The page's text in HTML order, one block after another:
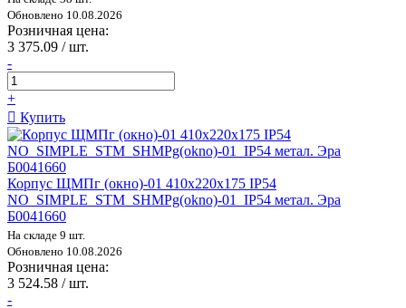
Обновлено 10.08.2026
Розничная цена:
3 375.09 / шт.
-
+
Купить
Корпус ЩМПг (окно)-01 410x220x175 IP54
NO_SIMPLE_STM_SHMPg(okno)-01_IP54 метал. Эра
Б0041660
На складе 9 шт.
Обновлено 10.08.2026
Розничная цена:
3 524.58 / шт.
-